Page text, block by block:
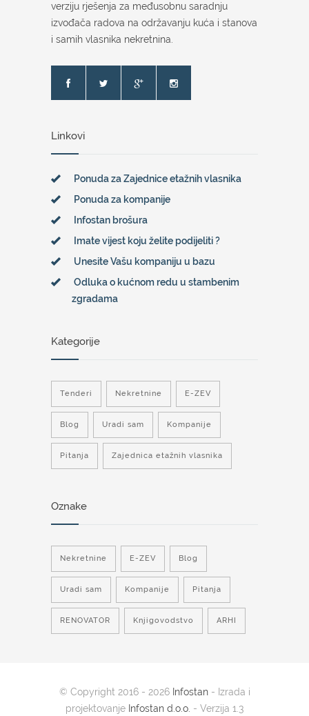
verziju rješenja za međusobnu saradnju
izvođača radova na održavanju kuća i stanova
i samih vlasnika nekretnina.
Linkovi
Ponuda za Zajednice etažnih vlasnika
Ponuda za kompanije
Infostan brošura
Imate vijest koju želite podijeliti ?
Unesite Vašu kompaniju u bazu
Odluka o kućnom redu u stambenim
zgradama
Kategorije
Tenderi Nekretnine E-ZEV
Blog Uradi sam Kompanije
Pitanja Zajednica etažnih vlasnika
Oznake
Nekretnine E-ZEV Blog
Uradi sam Kompanije Pitanja
RENOVATOR Knjigovodstvo ARHI
© Copyright 2016 - 2026 Infostan- Izrada i
projektovanje Infostan d.o.o. - Verzija 1.3